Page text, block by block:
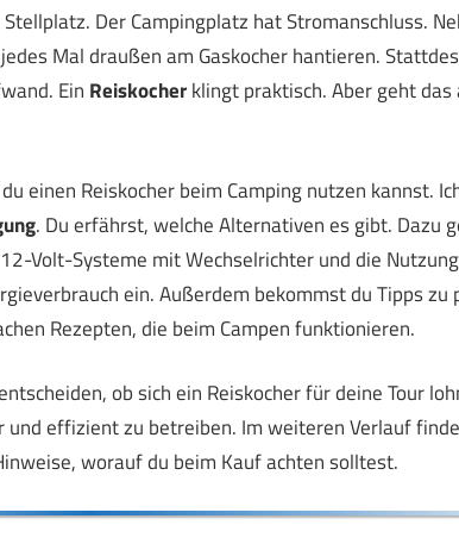
Der Campingplatz hat Stromanschluss.
Mal draußen am Gaskocher hantieren.
Ein Reiskocherklingt praktisch. Aber geht das
einen Reiskocher beim Camping nutzen kannst.
. Du erfährst, welche Alternativen es gibt. Dazu
Volt-Systeme mit Wechselrichter und die
ein. Außerdem bekommst du Tipps zu
Rezepten, die beim Campen funktionieren.
ob sich ein Reiskocher für deine Tour
effizient zu betreiben. Im weiteren Verlauf
worauf du beim Kauf achten solltest.